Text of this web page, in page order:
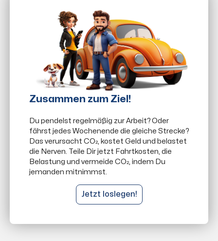
Zusammen zum Ziel!
Du pendelst regelmäßig zur Arbeit? Oder
fährst jedes Wochenende die gleiche Strecke?
Das verursacht CO₂, kostet Geld und belastet
die Nerven. Teile Dir jetzt Fahrtkosten, die
Belastung und vermeide CO₂, indem Du
jemanden mitnimmst.
Jetzt loslegen!